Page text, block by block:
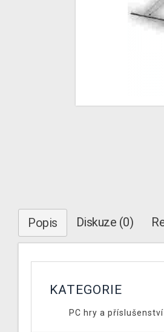
Popis Diskuze (0)
KATEGORIE
PC hry a příslušenství